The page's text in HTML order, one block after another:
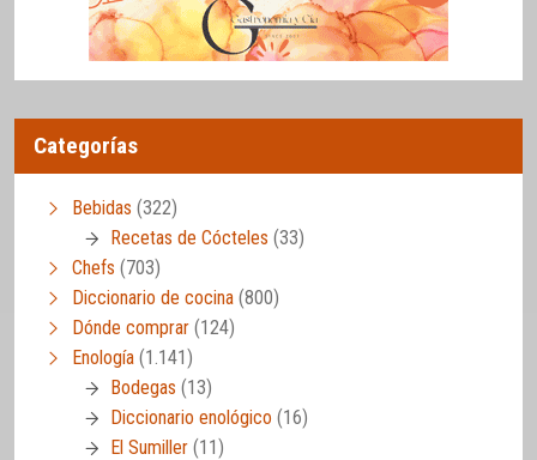
Categorías
Bebidas (322)
Recetas de Cócteles (33)
Chefs (703)
Diccionario de cocina (800)
Dónde comprar (124)
Enología (1.141)
Bodegas (13)
Diccionario enológico (16)
El Sumiller (11)